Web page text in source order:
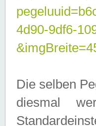
4d90-9df6-
Die selben
diesmal